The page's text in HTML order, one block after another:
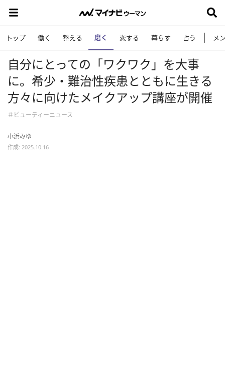
トップ 働く 整える 磨く 恋する 暮らす 占う メ
自分にとっての「ワクワク」を大事
に。希少・難治性疾患とともに生きる
方々に向けたメイクアップ講座が開催
＃ビューティーニュース
小浜みゆ
作成: 2025.10.16